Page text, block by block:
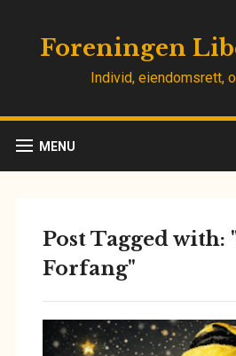
Foreningen
Individ, eiendomsrett,
MENU
Post Tagged with:
Forfang"